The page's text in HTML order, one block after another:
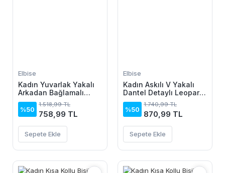
Elbise
Kadın Yuvarlak Yakalı
Arkadan Bağlamalı
Düğme Detaylı
Asimetrik Kesim Detaylı
Kısa Viskon Elbise
%50
1.518,99 TL
758,99 TL
Sepete Ekle
Elbise
Kadın Askılı V Yakalı
Dantel Detaylı Leopar
Desenli Süprem Atlet
Ve şort Ikili Takım
%50
1.740,99 TL
870,99 TL
Sepete Ekle